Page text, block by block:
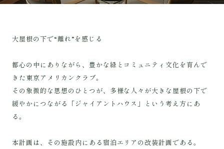
大屋根の下で“離れ”を感じる
都心の中にありながら、豊かな緑とコミュニティ文化を育んで
きた東京アメリカンクラブ。
その象徴的な思想のひとつが、多様な人々が大きな屋根の下で
緩やかにつながる「ジャイアントハウス」という考え方にあ
る。
本計画は、その施設内にある宿泊エリアの改装計画である。